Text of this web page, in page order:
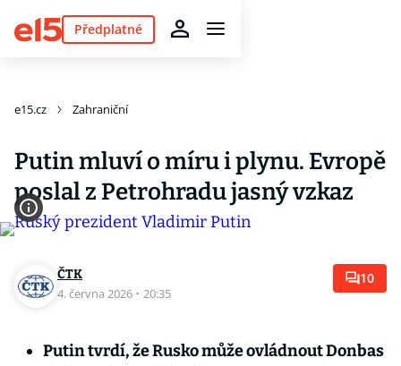
Předplatné
e15.cz Zahraniční
Putin mluví o míru i plynu. Evropě
poslal z Petrohradu jasný vzkaz
ČTK
4. června 2026 · 20:35
10
Putin tvrdí, že Rusko může ovládnout Donbas